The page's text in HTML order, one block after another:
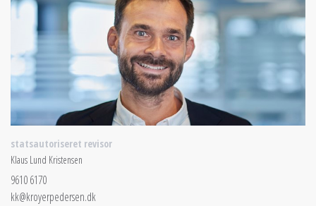
statsautoriseret revisor
Klaus Lund Kristensen
9610 6170
kk@kroyerpedersen.dk